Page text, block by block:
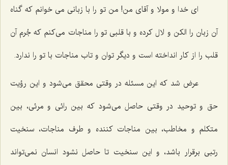
ای خدا و مولا و آقای من! من تو را با زبانی می خوانم که گناه
آن زبان را الکن و لال کرده و با قلبی تو را مناجات می‌کنم که جُرم آن
قلب را از کار انداخته است و دیگر توان و تاب مناجات با تو را ندارد.
عرض شد که این مسئله در وقتی محقق می‌شود و این رؤیت
حق و توحید در وقتی حاصل می‌شود که بین رائی و مرئی، بین
متکلم و مخاطب، بین مناجات کننده و طرف مناجات، سنخیت
رتبی برقرار باشد، و این سنخیت تا حاصل نشود انسان نمی‌تواند